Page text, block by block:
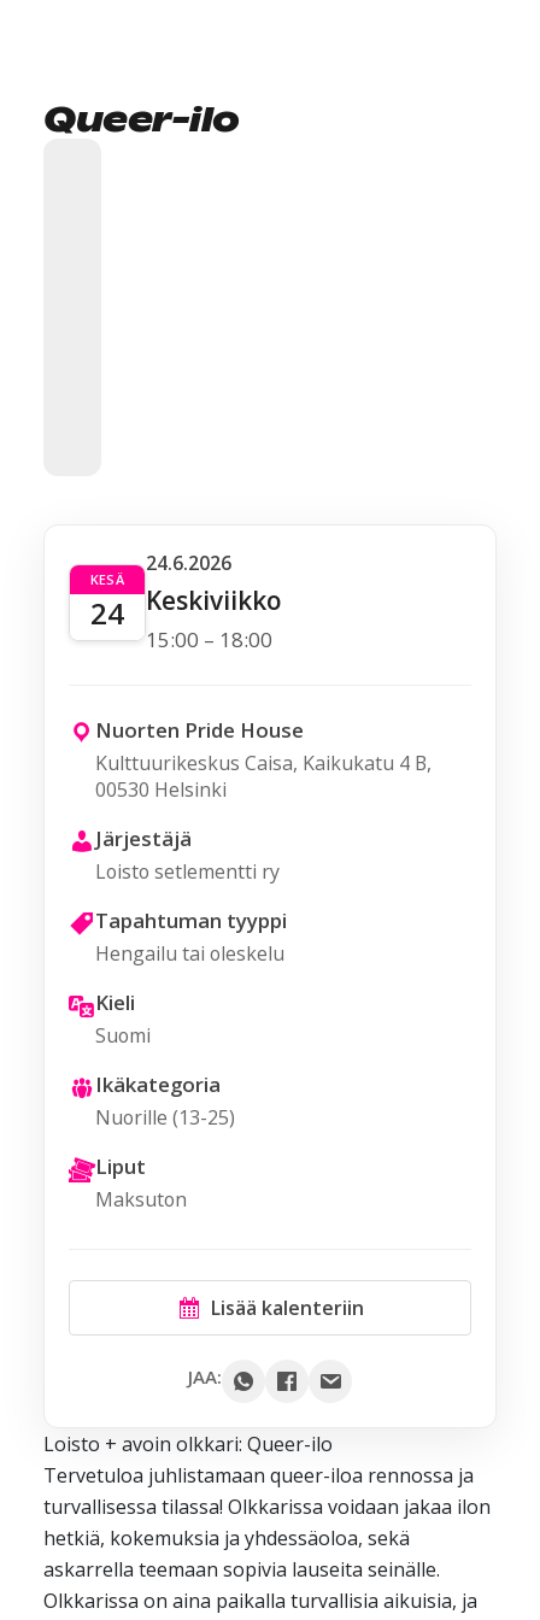
Queer-ilo
Loisto + avoin olkkari: Queer-ilo
Tervetuloa juhlistamaan queer-iloa rennossa ja
turvallisessa tilassa! Olkkarissa voidaan jakaa ilon
hetkiä, kokemuksia ja yhdessäoloa, sekä
askarrella teemaan sopivia lauseita seinälle.
Olkkarissa on aina paikalla turvallisia aikuisia, ja
KESÄ
24
24.6.2026
Keskiviikko
15:00 – 18:00
Nuorten Pride House
Kulttuurikeskus Caisa, Kaikukatu 4 B,
00530 Helsinki
Järjestäjä
Loisto setlementti ry
Tapahtuman tyyppi
Hengailu tai oleskelu
Kieli
Suomi
Ikäkategoria
Nuorille (13-25)
Liput
Maksuton
Lisää kalenteriin
Yahoo
iCal / .ics
JAA: